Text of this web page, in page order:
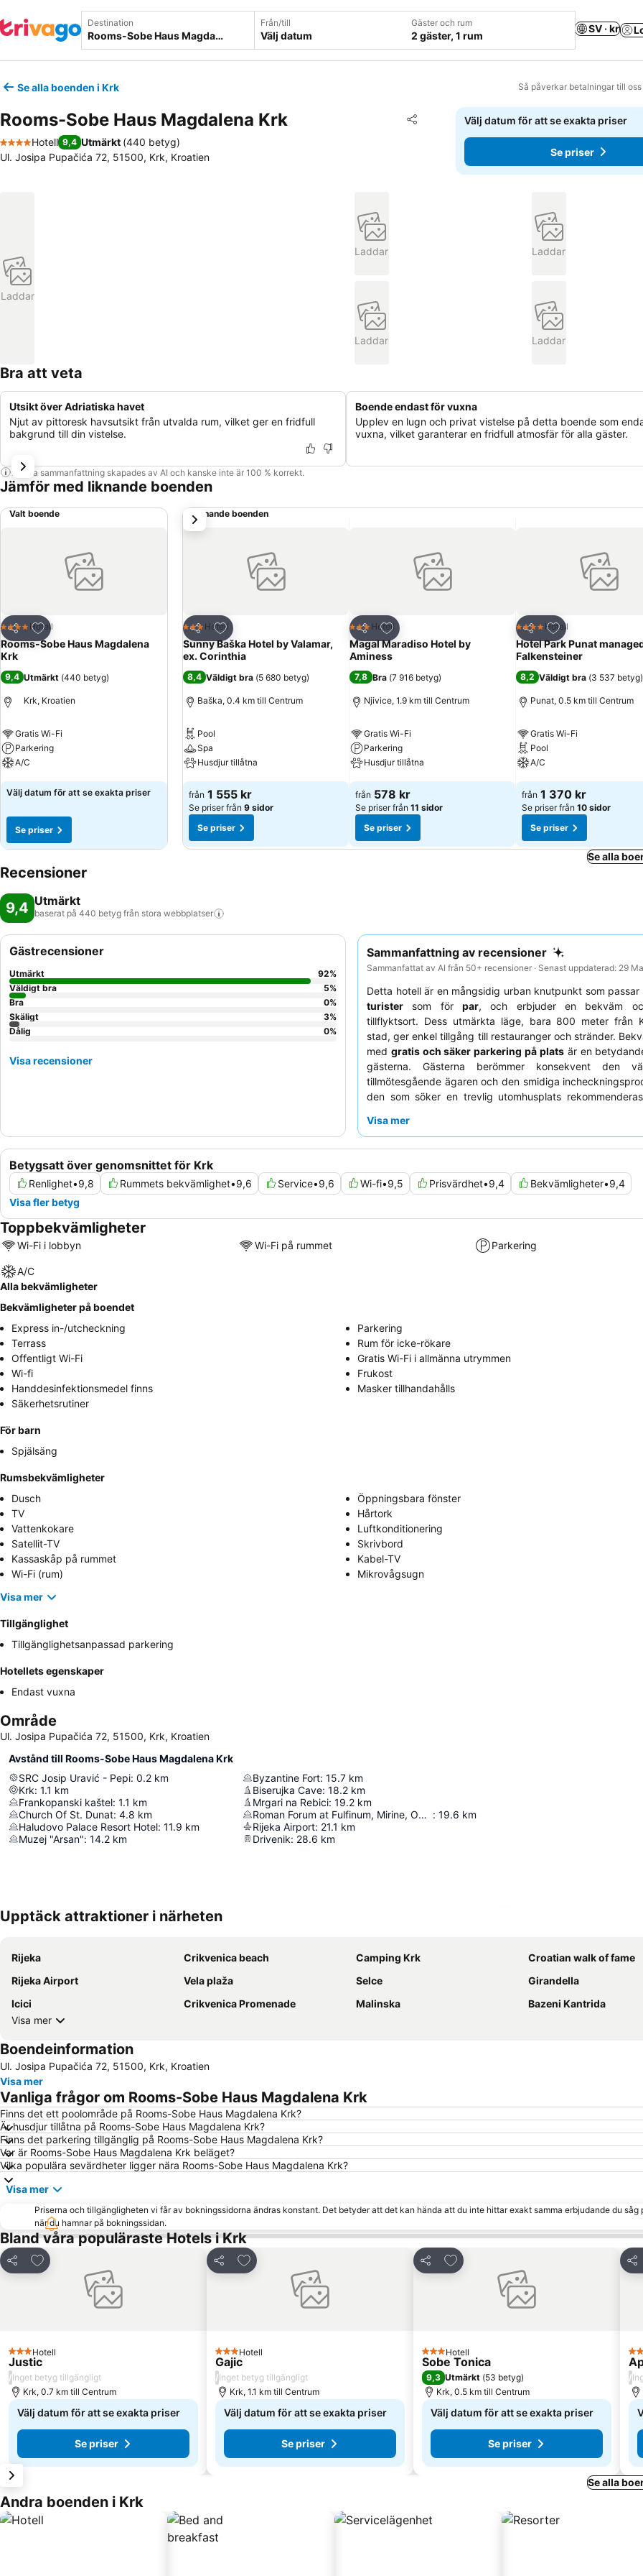
Destination Från/till
Välj datum
Gäster och rum
2 gäster, 1 rum
SV · kr
Se alla boenden i Krk Så påverkar betalningar till
Rooms-Sobe Haus Magdalena Krk Dela
Lägg till i Mina Favoriter
4 Stjärnor
Hotell 9,4 Utmärkt (440 betyg)
Ul. Josipa Pupačića 72, 51500, Krk, Kroatien
Välj datum för att se exakta priser
Se priser
Laddar
Laddar Laddar
Laddar Laddar
Bra att veta
Utsikt över Adriatiska havet
Njut av pittoresk havsutsikt från utvalda rum, vilket ger en fridfull
bakgrund till din vistelse.
Boende endast för vuxna
Upplev en lugn och privat vistelse på detta boende som
vuxna, vilket garanterar en fridfull atmosfär för alla gäster.
Denna sammanfattning skapades av AI och kanske inte är 100 % korrekt.
Jämför med liknande boenden
Valt boende
Dela
Lägg till i Mina Favoriter
4 StjärnorHotell
Rooms-Sobe Haus Magdalena
Krk
9,4 Utmärkt (440 betyg)
Krk, Kroatien
Gratis Wi-Fi
Parkering
A/C
Se priser
Välj datum för att se exakta priser
Se priser
Liknande boenden
Dela
Lägg till i Mina Favoriter
3 Stjärnor
Hotell
Sunny Baška Hotel by Valamar,
ex. Corinthia
8,4 Väldigt bra (5 680 betyg)
Baška, 0.4 km till Centrum
Pool
Spa
Husdjur tillåtna
Se priser
från 1 555 kr
Se priser från 9 sidor
Se priser
Dela
Lägg till i Mina Favoriter
3 Stjärnor
Hotell
Magal Maradiso Hotel by
Aminess
7,8 Bra (7 916 betyg)
Njivice, 1.9 km till Centrum
Gratis Wi-Fi
Parkering
Husdjur tillåtna
Se priser
från 578 kr
Se priser från 11 sidor
Se priser
Dela
Lägg till i Mina
4 StjärnorHotell
Hotel Park Punat
Falkensteiner
8,2 Väldigt bra (3 537 betyg)
Punat, 0.5 km till Centrum
Gratis Wi-Fi
Pool
A/C
Se priser
från 1 370 kr
Se priser från 10 sidor
Se priser
nästa
Se alla
Recensioner
9,4 Utmärkt
baserat på 440 betyg från stora webbplatser
Sammanfattning av recensioner
Sammanfattat av AI från 50+ recensioner · Senast uppdaterad: 29
Detta hotell är en mångsidig urban knutpunkt som
turister som för par, och erbjuder en bekväm
tillflyktsort. Dess utmärkta läge, bara 800 meter från
stad, ger enkel tillgång till restauranger och stränder.
med gratis och säker parkering på platsär en
gästerna. Gästerna berömmer konsekvent den
tillmötesgående ägaren och den smidiga
den som söker en trevlig utomhusplats
Visa mer
Betygsatt över genomsnittet för Krk
Renlighet•9,8 Rummets bekvämlighet•9,6 Service•9,6 Wi-fi•9,5 Prisvärdhet•9,4 Bekvämligheter•9,4
Visa fler betyg
Gästrecensioner
Utmärkt 92%
Väldigt bra
5%
Bra
0%
Skäligt
3%
Dålig
0%
Visa recensioner
Toppbekvämligheter
Wi-Fi i lobbyn Wi-Fi på rummet Parkering
A/C
Alla bekvämligheter
Bekvämligheter på boendet
Express in-/utcheckning
Parkering
Terrass
Rum för icke-rökare
Offentligt Wi-Fi
Gratis Wi-Fi i allmänna utrymmen
Wi-fi
Frukost
Handdesinfektionsmedel finns
Masker tillhandahålls
Säkerhetsrutiner
För barn
Spjälsäng
Rumsbekvämligheter
Dusch
Öppningsbara fönster
TV
Hårtork
Vattenkokare
Luftkonditionering
Satellit-TV
Skrivbord
Kassaskåp på rummet
Kabel-TV
Wi-Fi (rum)
Mikrovågsugn
Visa mer
Tillgänglighet
Tillgänglighetsanpassad parkering
Hotellets egenskaper
Endast vuxna
Område
Ul. Josipa Pupačića 72, 51500, Krk, Kroatien
Avstånd till Rooms-Sobe Haus Magdalena Krk
SRC Josip Uravić - Pepi: 0.2 km
Krk: 1.1 km
Frankopanski kaštel: 1.1 km
Church Of St. Dunat: 4.8 km
Haludovo Palace Resort Hotel: 11.9 km
Muzej "Arsan": 14.2 km
Byzantine Fort: 15.7 km
Biserujka Cave: 18.2 km
Mrgari na Rebici: 19.2 km
Roman Forum at Fulfinum, Mirine, Omišalj : 19.6 km
Rijeka Airport: 21.1 km
Drivenik: 28.6 km
Upptäck attraktioner i närheten
Rijeka Crikvenica beach Camping Krk
Croatian walk of fame
Rijeka Airport
Vela plaža Selce
Girandella
Icici
Crikvenica Promenade Malinska
Bazeni Kantrida
Visa mer
Boendeinformation
Ul. Josipa Pupačića 72, 51500, Krk, Kroatien
Visa mer
Vanliga frågor om Rooms-Sobe Haus Magdalena Krk
Finns det ett poolområde på Rooms-Sobe Haus Magdalena Krk?
Är husdjur tillåtna på Rooms-Sobe Haus Magdalena Krk?
Finns det parkering tillgänglig på Rooms-Sobe Haus Magdalena Krk?
Var är Rooms-Sobe Haus Magdalena Krk beläget?
Vilka populära sevärdheter ligger nära Rooms-Sobe Haus Magdalena Krk?
Visa mer
Priserna och tillgängligheten vi får av bokningssidorna ändras konstant. Det betyder att det kan hända att du inte hittar exakt samma erbjudande du såg
när du hamnar på bokningssidan.
Bland våra populäraste Hotels i Krk
Dela
Lägg till i Mina Favoriter
3 Stjärnor
Hotell
Justic
/Inget betyg tillgängligt
Krk, 0.7 km till Centrum
Välj datum för att se exakta priser
Se priser
Dela
Lägg till i Mina Favoriter
3 Stjärnor
Hotell
Gajic
/Inget betyg tillgängligt
Krk, 1.1 km till Centrum
Välj datum för att se exakta priser
Se priser
Dela
Lägg till i Mina Favoriter
3 Stjärnor
Hotell
Sobe Tonica
9,3 Utmärkt (53 betyg)
Krk, 0.5 km till Centrum
Välj datum för att se exakta priser
Se priser
Dela
3
/
Se alla
Andra boenden i Krk